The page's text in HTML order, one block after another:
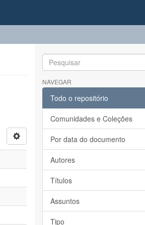
NAVEGAR
Todo o repositório
Comunidades e Coleções
Por data do documento
Autores
Títulos
Assuntos
Tipo